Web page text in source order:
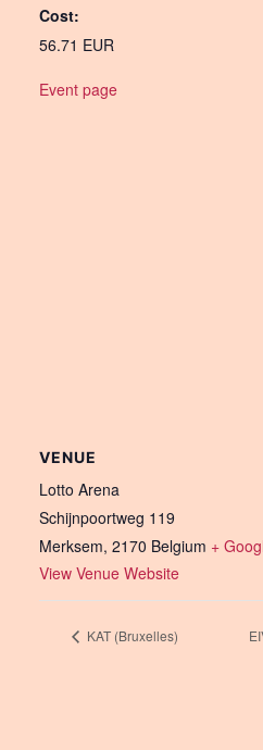
Cost:
56.71 EUR
Event page
VENUE
Lotto Arena
Schijnpoortweg 119
Merksem, 2170 Belgium +
View Venue Website
KAT (Bruxelles)